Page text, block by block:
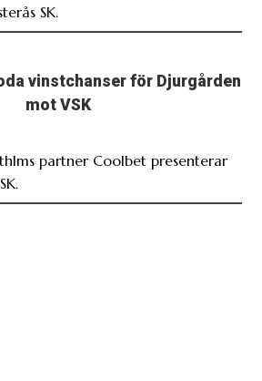
SK.
vinstchanser för Djurgården
mot VSK
partner Coolbet presenterar